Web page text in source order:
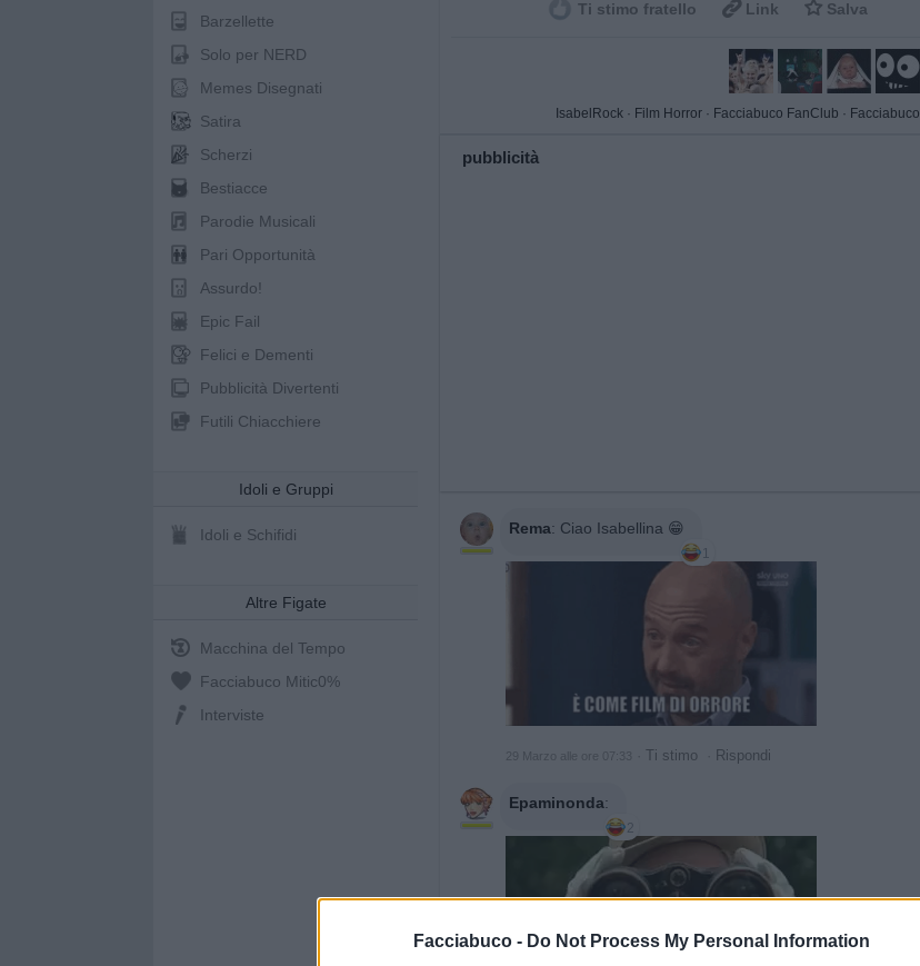
Facciabuco - Do Not Process My Personal Information
Barzellette
Solo per NERD
Memes Disegnati
Satira
Scherzi
Bestiacce
Parodie Musicali
Pari Opportunità
Assurdo!
Epic Fail
Felici e Dementi
Pubblicità Divertenti
Futili Chiacchiere
Idoli e Gruppi
Idoli e Schifidi
Altre Figate
Macchina del Tempo
Facciabuco Mitic0%
Interviste
Ti stimo fratello  Link  Salva
IsabelRock · Film Horror · Facciabuco FanClub · Facciabuco
pubblicità
Rema: Ciao Isabellina 😁
1
29 Marzo alle ore 07:33 Ti stimo Rispondi
Epaminonda:
2